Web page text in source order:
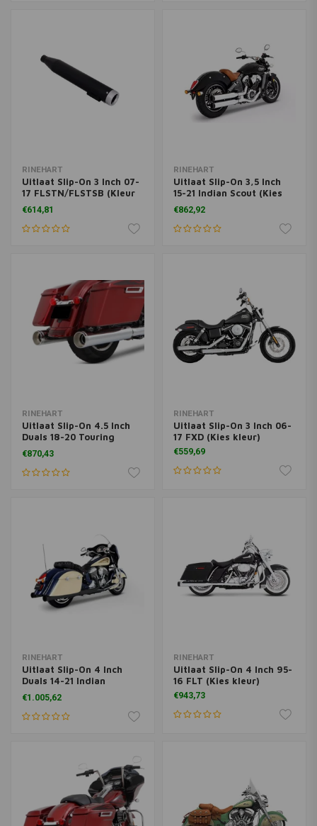
RINEHART
Uitlaat Slip-On 3 Inch 07-
17 FLSTN/FLSTSB (Kleur
selecteren)
€614,81
RINEHART
Uitlaat Slip-On 3,5 Inch
15-21 Indian Scout (Kies
kleur)
€862,92
RINEHART
Uitlaat Slip-On 4.5 Inch
Duals 18-20 Touring
Chroom
€870,43
RINEHART
Uitlaat Slip-On 3 Inch 06-
17 FXD (Kies kleur)
€559,69
RINEHART
Uitlaat Slip-On 4 Inch
Duals 14-21 Indian
(Selecteer kleur)
€1.005,62
RINEHART
Uitlaat Slip-On 4 Inch 95-
16 FLT (Kies kleur)
€943,73